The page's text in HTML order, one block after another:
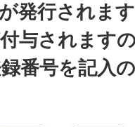
発行されま
与されます
番号を記入